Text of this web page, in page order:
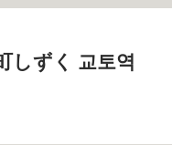
しずく 교토역